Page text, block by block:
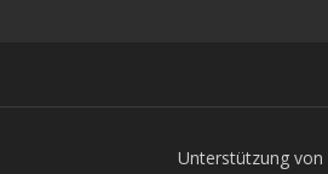
Unterstützung von